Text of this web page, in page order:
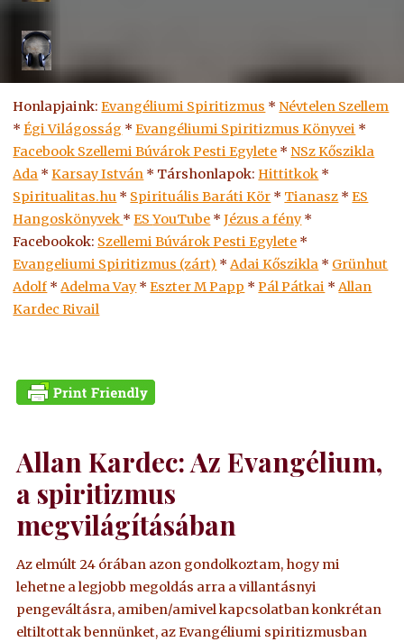
Honlapjaink:Evangéliumi Spiritizmus * Névtelen Szellem
*Égi Világosság *Evangéliumi Spiritizmus Könyvei *
Facebook Szellemi Búvárok Pesti Egylete * NSz Kőszikla
Ada *Karsay István * Társhonlapok:Hittitkok *
Spiritualitas.hu * Spirituális Baráti Kör * Tianasz *ES
Hangoskönyvek *ESYouTube *Jézus a fény *
Facebookok: Szellemi Búvárok Pesti Egylete *
Evangeliumi Spiritizmus (zárt) *Adai Kőszikla * Grünhut
Adolf *Adelma Vay *Eszter M Papp *Pál Pátkai *Allan
Kardec Rivail
Allan Kardec: Az Evangélium,
a spiritizmus
megvilágításában
Az elmúlt 24 órában azon gondolkoztam, hogy mi
lehetne a legjobb megoldás arra a villantásnyi
pengeváltásra, amiben/amivel kapcsolatban konkrétan
eltiltottak bennünket, az Evangéliumi spiritizmusban